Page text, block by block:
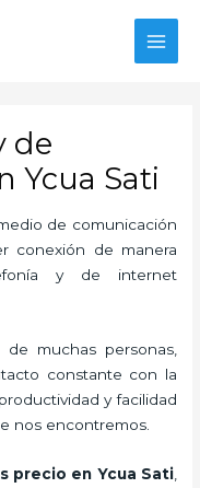
de
Ycua Sati
de comunicación
conexión de manera
y de internet
muchas personas,
constante con la
y facilidad
nos encontremos.
precio en Ycua Sati,